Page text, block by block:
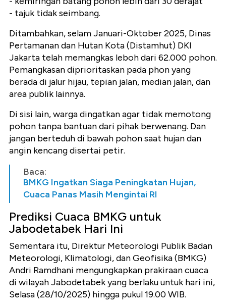
- tajuk tidak seimbang.
Ditambahkan, selam Januari-Oktober 2025, Dinas
Pertamanan dan Hutan Kota (Distamhut) DKI
Jakarta telah memangkas leboh dari 62.000 pohon.
Pemangkasan diprioritaskan pada phon yang
berada di jalur hijau, tepian jalan, median jalan, dan
area publik lainnya.
Di sisi lain, warga dingatkan agar tidak memotong
pohon tanpa bantuan dari pihak berwenang. Dan
jangan berteduh di bawah pohon saat hujan dan
angin kencang disertai petir.
Baca:
BMKG Ingatkan Siaga Peningkatan Hujan,
Cuaca Panas Masih Mengintai RI
Prediksi Cuaca BMKG untuk
Jabodetabek Hari Ini
Sementara itu, Direktur Meteorologi Publik Badan
Meteorologi, Klimatologi, dan Geofisika (BMKG)
Andri Ramdhani mengungkapkan prakiraan cuaca
di wilayah Jabodetabek yang berlaku untuk hari ini,
Selasa (28/10/2025) hingga pukul 19.00 WIB.